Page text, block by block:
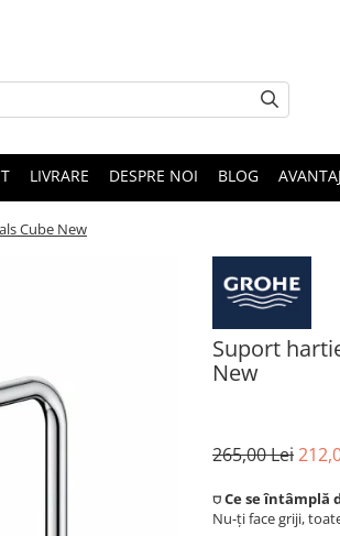
LIVRARE DESPRE NOI BLOG
Cube New
Suport
New
265,00 Lei
⛉ Ce se întâmplă
Nu-ți face griji,